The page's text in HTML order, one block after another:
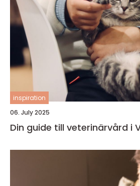
inspiration
06. July 2025
Din guide till veterinärvård i